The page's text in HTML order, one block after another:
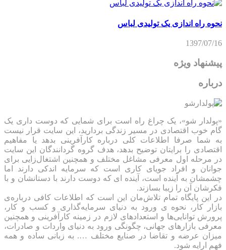
نحوه راه اندازی یک تولیدی لباس
1397/07/16
پیشنهاد ویژه
درباره
«پولدار شو»، یک چراغ راه است برای شمایی که دوست داری یک
گام خوب اقتصادی در مسیر زندگی بردارید، این سایت قرار نیست
به شما صرفا اطلاعات کلی درباره کارآفرینی بدهد یا مفاهیم
اقتصادی را برایتان توضیح بدهد، هدف گروه گردانندگان این سایت
در مرحله اول معرفی مشاغل مختلف و همچنین اشتغال‌زایی برای
جوانان و افراد جویای کاری است که سرمایه اندکی دارند اما
چشمشان به آینده است، آینده ای که دوست دارند با دستانشان و با
فکرشان آن را زیبا بسازند.
در این پایگاه تمام تلاش‌مان این است که ‌اطلاعات کافی درباره‌ی
بازار کار، نحوه ی ورود به دنیای سرمایه‌گذاری و کسب و کار،
پرورش توانایی‌ها و استعدادهای لازم در زمینه کارآفرینی و همچنین
معرفی بازارهای جهانی، چگونگی ورود به دنیای واردات و صادرات،
میزان عرضه و تقاضا در صنایع مختلف …. به زبانی ساده و همه
فهم ارایه شود.